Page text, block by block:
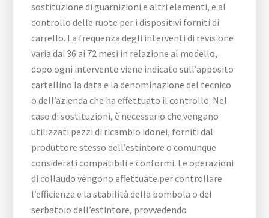
sostituzione di guarnizioni e altri elementi, e al
controllo delle ruote per i dispositivi forniti di
carrello. La frequenza degli interventi di revisione
varia dai 36 ai 72 mesi in relazione al modello,
dopo ogni intervento viene indicato sull’apposito
cartellino la data e la denominazione del tecnico
o dell’azienda che ha effettuato il controllo. Nel
caso di sostituzioni, è necessario che vengano
utilizzati pezzi di ricambio idonei, forniti dal
produttore stesso dell’estintore o comunque
considerati compatibili e conformi. Le operazioni
di collaudo vengono effettuate per controllare
l’efficienza e la stabilità della bombola o del
serbatoio dell’estintore, provvedendo